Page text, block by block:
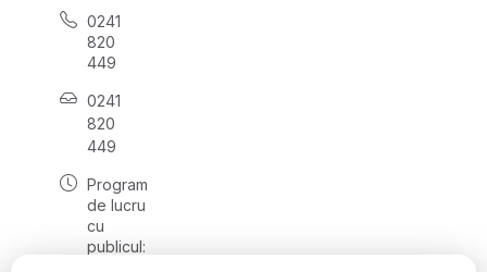
0241
820
449
0241
820
449
Program
de lucru
cu
publicul: